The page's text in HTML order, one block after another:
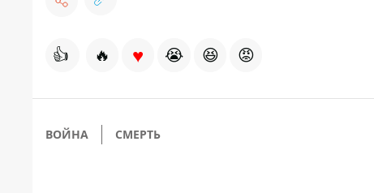
👍 🔥 ♥ 😭 😆 😡
ВОЙНА СМЕРТЬ